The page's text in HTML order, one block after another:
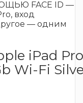
FACE ID —
вход
— одним
iPad Pro
Wi-Fi